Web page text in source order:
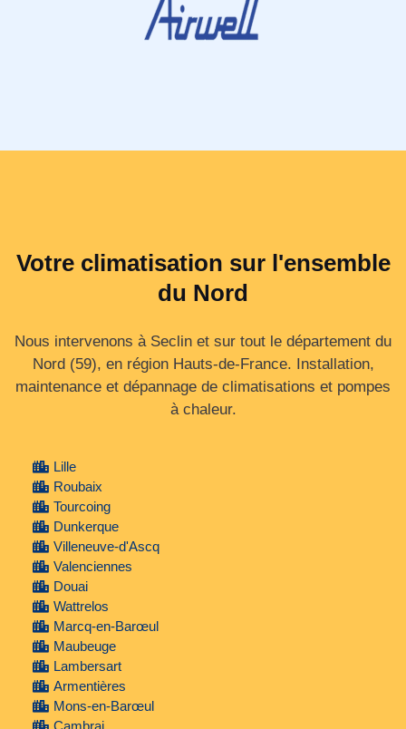
Votre climatisation sur l'ensemble
du Nord
Nous intervenons à Seclin et sur tout le département du
Nord (59), en région Hauts‑de‑France. Installation,
maintenance et dépannage de climatisations et pompes
à chaleur.
Lille
Roubaix
Tourcoing
Dunkerque
Villeneuve-d'Ascq
Valenciennes
Douai
Wattrelos
Marcq-en-Barœul
Maubeuge
Lambersart
Armentières
Mons-en-Barœul